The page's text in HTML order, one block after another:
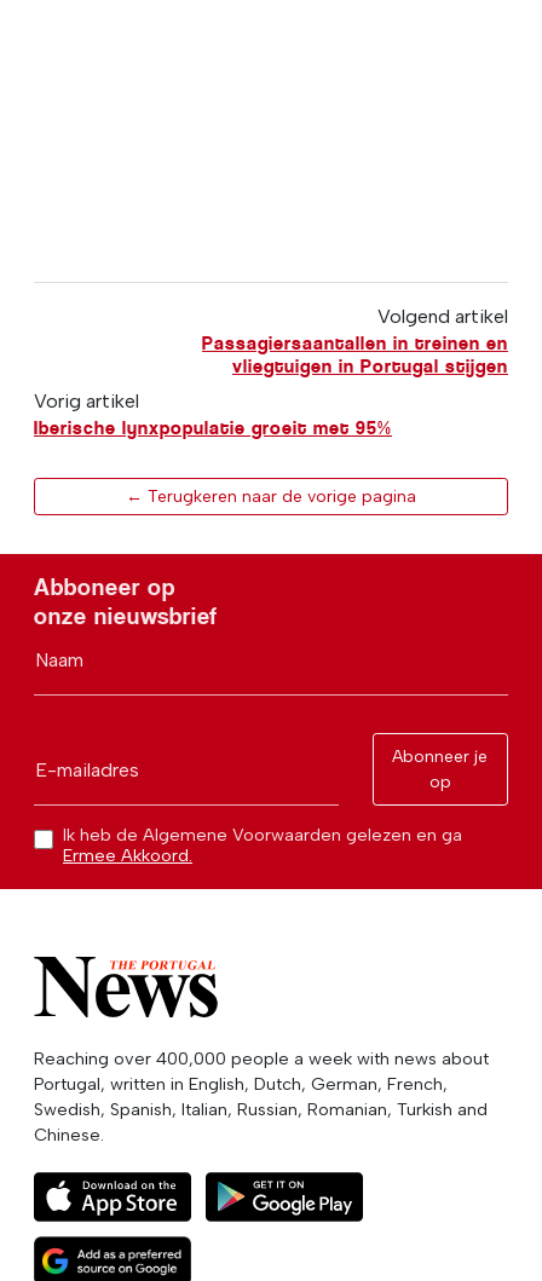
Volgend artikel
Passagiersaantallen in treinen en
vliegtuigen in Portugal stijgen
Vorig artikel
Iberische lynxpopulatie groeit met 95%
← Terugkeren naar de vorige pagina
Abboneer op
onze nieuwsbrief
Naam
E-mailadres
Abonneer je
op
Ik heb de Algemene Voorwaarden gelezen en ga
Ermee Akkoord.
Reaching over 400,000 people a week with news about
Portugal, written in English, Dutch, German, French,
Swedish, Spanish, Italian, Russian, Romanian, Turkish and
Chinese.